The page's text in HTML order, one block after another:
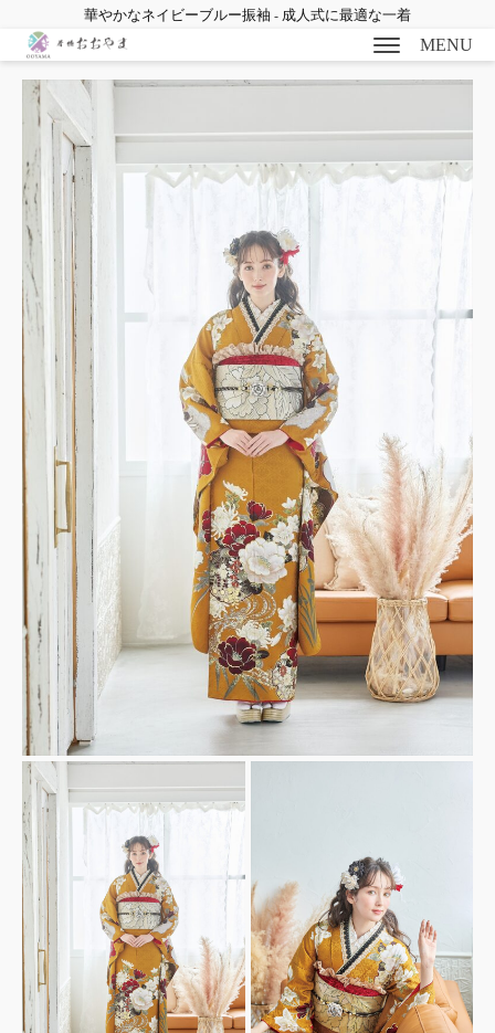
華やかなネイビーブルー振袖 - 成人式に最適な一着
MENU